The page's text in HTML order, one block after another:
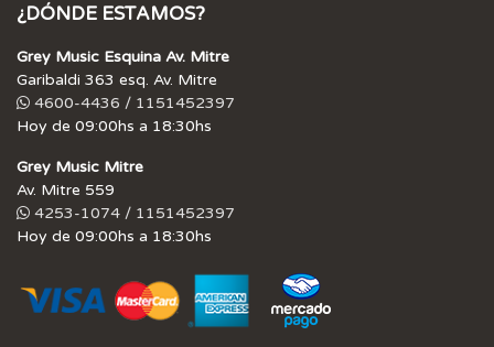
¿DÓNDE ESTAMOS?
Grey Music Esquina Av. Mitre
Garibaldi 363 esq. Av. Mitre
4600-4436 / 1151452397
Hoy de 09:00hs a 18:30hs
Grey Music Mitre
Av. Mitre 559
4253-1074 / 1151452397
Hoy de 09:00hs a 18:30hs